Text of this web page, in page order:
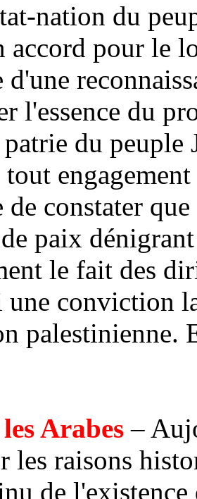
nation du
accord pour le
d'une
l'essence du
du peuple
tout
constater
paix
le fait des
une conviction
palestinienne.
Arabes –
les raisons
de